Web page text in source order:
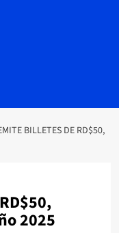
BILLETES DE RD$50,
2025